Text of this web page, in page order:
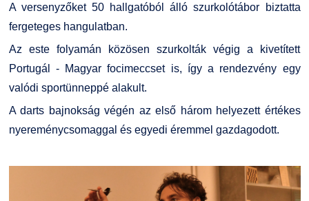
A versenyzőket 50 hallgatóból álló szurkolótábor biztatta
fergeteges hangulatban.
Az este folyamán közösen szurkolták végig a kivetített
Portugál - Magyar focimeccset is, így a rendezvény egy
valódi sportünneppé alakult.
A darts bajnokság végén az első három helyezett értékes
nyereménycsomaggal és egyedi éremmel gazdagodott.